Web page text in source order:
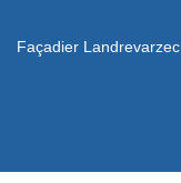
Façadier Landrevarzec